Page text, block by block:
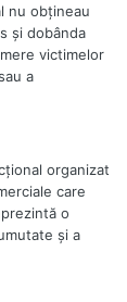
nu obţineau
şi dobânda
victimelor
a
organizat
care
o
şi a